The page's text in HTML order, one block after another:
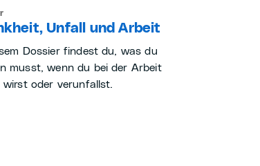
Unfall und Arbeit
Dossier findest du, was du
musst, wenn du bei der Arbeit
wirst oder verunfallst.